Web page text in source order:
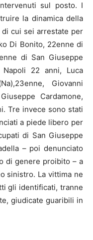
sul posto. I
la dinamica della
cui sei arrestate per
Di Bonito, 22enne di
di San Giuseppe
Napoli 22 anni, Luca
Giovanni
Cardamone,
Tre invece sono stati
a piede libero per
di San Giuseppe
– poi denunciato
di genere proibito – a
sinistro. La vittima ne
gli identificati, tranne
giudicate guaribili in